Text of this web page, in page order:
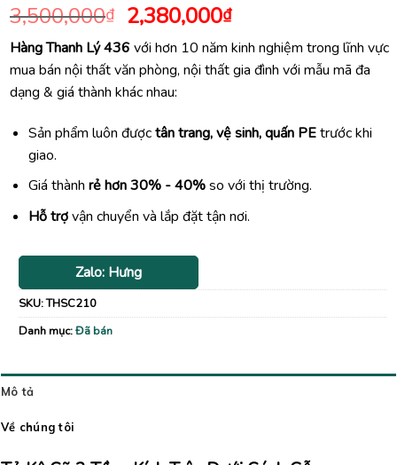
3,500,000₫ Giá
gốc
là:
3,500,000₫.
2,380,000₫Giá
hiện
tại
là:
Hàng Thanh Lý 436 với hơn 10 năm kinh nghiệm trong lĩnh vực
mua bán nội thất văn phòng, nội thất gia đình với mẫu mã đa
dạng & giá thành khác nhau:
Sản phẩm luôn đượctân trang, vệ sinh, quấn PEtrước khi
giao.
Giá thành rẻ hơn 30% - 40%so với thị trường.
Hỗ trợvận chuyển và lắp đặt tận nơi.
Zalo: Hưng
SKU:THSC210
Danh mục:Đã bán
Mô tả
Về chúng tôi